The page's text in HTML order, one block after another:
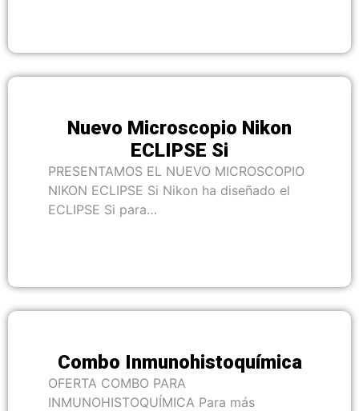
Nuevo Microscopio Nikon
ECLIPSE Si
PRESENTAMOS EL NUEVO MICROSCOPIO
NIKON ECLIPSE Si Nikon ha diseñado el
ECLIPSE Si para…
Combo Inmunohistoquímica
OFERTA COMBO PARA
INMUNOHISTOQUÍMICA Para más